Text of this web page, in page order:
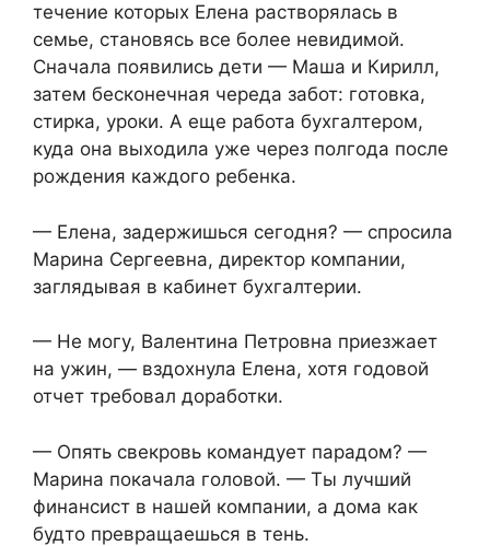
течение которых Елена растворялась в
семье, становясь все более невидимой.
Сначала появились дети — Маша и Кирилл,
затем бесконечная череда забот: готовка,
стирка, уроки. А еще работа бухгалтером,
куда она выходила уже через полгода после
рождения каждого ребенка.
— Елена, задержишься сегодня? — спросила
Марина Сергеевна, директор компании,
заглядывая в кабинет бухгалтерии.
— Не могу, Валентина Петровна приезжает
на ужин, — вздохнула Елена, хотя годовой
отчет требовал доработки.
— Опять свекровь командует парадом? —
Марина покачала головой. — Ты лучший
финансист в нашей компании, а дома как
будто превращаешься в тень.